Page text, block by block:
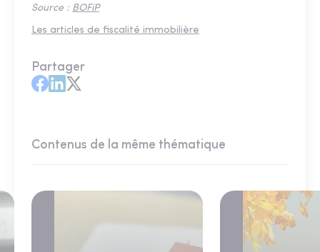
Source : BOFiP
Les articles de fiscalité immobilière
Partager
Contenus de la même thématique